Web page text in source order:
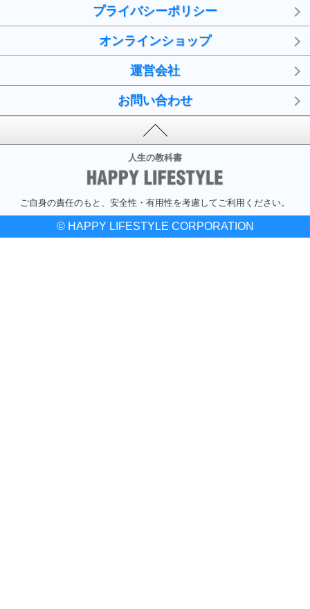
プライバシーポリシー
オンラインショップ
運営会社
お問い合わせ
人生の教科書
ご自身の責任のもと、安全性・有用性を考慮してご利用ください。
© HAPPY LIFESTYLE CORPORATION